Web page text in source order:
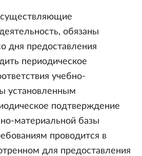
обязаны
дня предоставления
периодическое
учебно-
установленным
подтверждение
материальной базы
проводится в
для предоставления